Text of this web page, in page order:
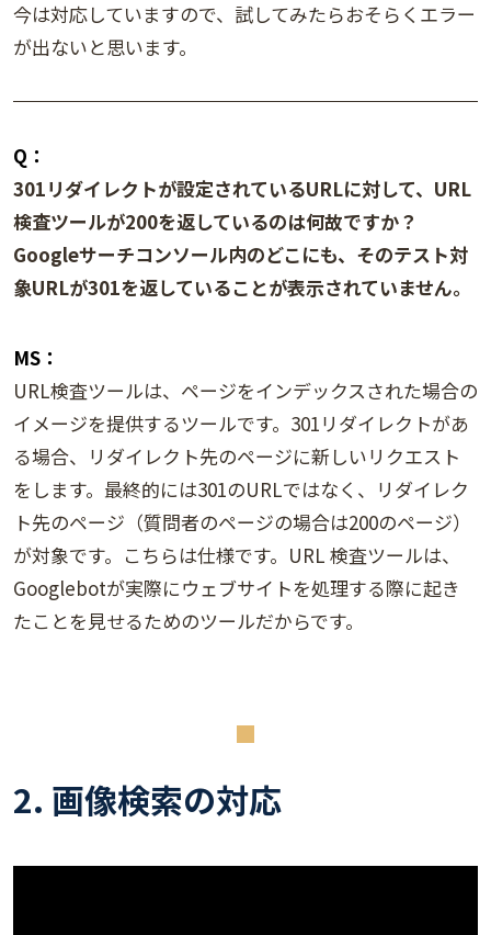
今は対応していますので、試してみたらおそらくエラー
が出ないと思います。
Q：
301リダイレクトが設定されているURLに対して、URL
検査ツールが200を返しているのは何故ですか？
Googleサーチコンソール内のどこにも、そのテスト対
象URLが301を返していることが表示されていません。
MS：
URL検査ツールは、ページをインデックスされた場合の
イメージを提供するツールです。301リダイレクトがあ
る場合、リダイレクト先のページに新しいリクエスト
をします。最終的には301のURLではなく、リダイレク
ト先のページ（質問者のページの場合は200のページ）
が対象です。こちらは仕様です。URL 検査ツールは、
Googlebotが実際にウェブサイトを処理する際に起き
たことを見せるためのツールだからです。
2. 画像検索の対応